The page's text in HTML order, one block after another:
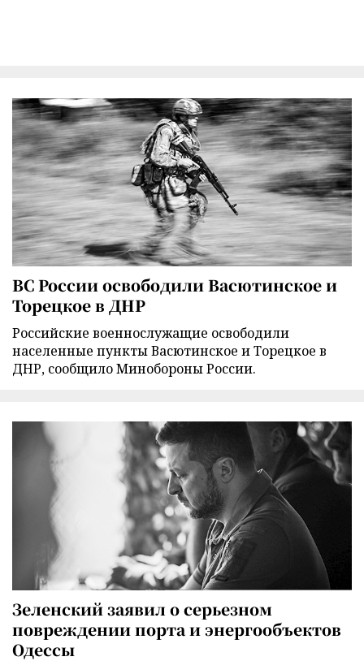
ВС России освободили Васютинское и
Торецкое в ДНР
Российские военнослужащие освободили
населенные пункты Васютинское и Торецкое в
ДНР, сообщило Минобороны России.
Зеленский заявил о серьезном
повреждении порта и энергообъектов
Одессы